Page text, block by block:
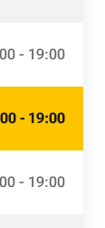
- 19:00
- 19:00
- 19:00